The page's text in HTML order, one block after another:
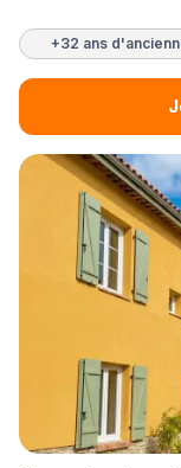
+32 ans